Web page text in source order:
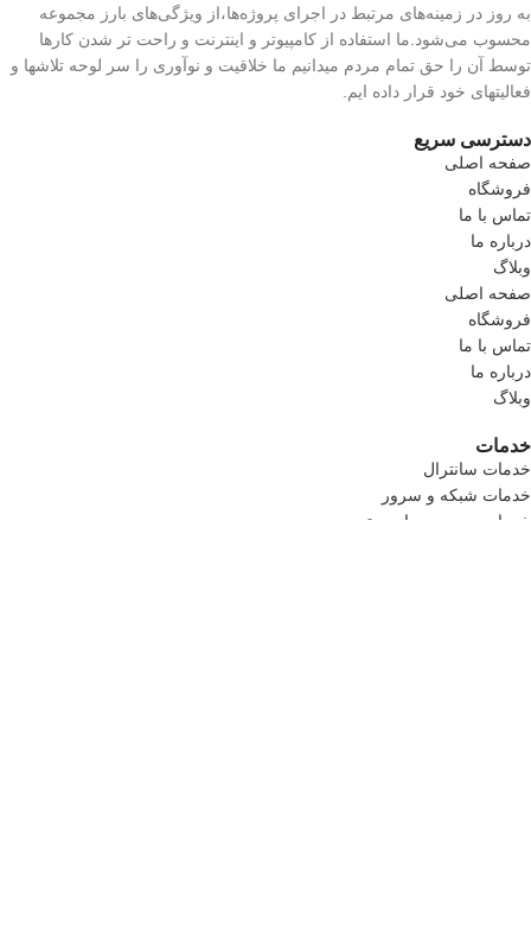
به‌ روز در زمینه‌های مرتبط در اجرای پروژه‌ها،از ویژگی‌های بارز مجموعه
محسوب می‌شود.ما استفاده از کامپیوتر و اینترنت و راحت تر شدن کارها
توسط آن را حق تمام مردم میدانیم ما خلاقیت و نوآوری را سر لوحه تلاشها و
فعالیتهای خود قرار داده ایم.
دسترسی سریع
صفحه اصلی
فروشگاه
تماس با ما
درباره ما
وبلاگ
صفحه اصلی
فروشگاه
تماس با ما
درباره ما
وبلاگ
خدمات
خدمات سانترال
خدمات شبکه و سرور
خدمات دوربین مدار بسته